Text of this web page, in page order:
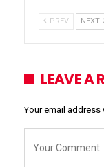
PREV NEXT
LEAVE A
Your email address